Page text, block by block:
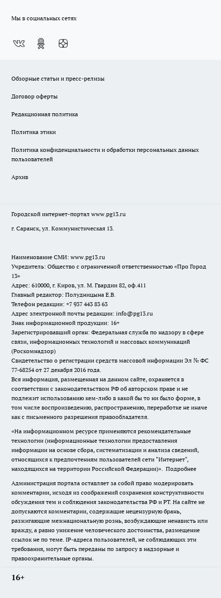
Мы в социальных сетях
Обзорные статьи и пресс-релизы
Договор оферты
Редакционная политика
Политика этики
Политика конфиденциальности и обработки персональных данных
пользователей
Архив
Городской интернет-портал www.pg13.ru
г. Саранск, ул. Коммунистическая 13.
Наименование СМИ: www.pg13.ru
Учредитель: Общество с ограниченной ответственностью «Про Город
13»
Адрес: 610000, г. Киров, ул. М. Гвардии 82, оф.411
Главный редактор: Полудницына Е.В.
Телефон редакции: +7 937 443 83 63
Адрес электронной почты редакции: info@pg13.ru
Знак информационной продукции: 16+
Зарегистрировавший орган: Федеральная служба по надзору в сфере
связи, информационных технологий и массовых коммуникаций
(Роскомнадзор)
Свидетельство о регистрации средств массовой информации Эл № ФС
77-68254 от 27 декабря 2016 года.
Вся информация, размещенная на данном сайте, охраняется в
соответствии с законодательством РФ об авторском праве и не
подлежит использованию кем-либо в какой бы то ни было форме, в
том числе воспроизведению, распространению, переработке не иначе
как с письменного разрешения правообладателя.
«На информационном ресурсе применяются рекомендательные
технологии (информационные технологии предоставления
информации на основе сбора, систематизации и анализа сведений,
относящихся к предпочтениям пользователей сети "Интернет",
находящихся на территории Российской Федерации)». Подробнее
Администрация портала оставляет за собой право модерировать
комментарии, исходя из соображений сохранения конструктивности
обсуждения тем и соблюдения законодательства РФ и РТ. На сайте не
допускаются комментарии, содержащие нецензурную брань,
разжигающие межнациональную рознь, возбуждающие ненависть или
вражду, а равно унижение человеческого достоинства, размещение
ссылок не по теме. IP-адреса пользователей, не соблюдающих эти
требования, могут быть переданы по запросу в надзорные и
правоохранительные органы.
16+